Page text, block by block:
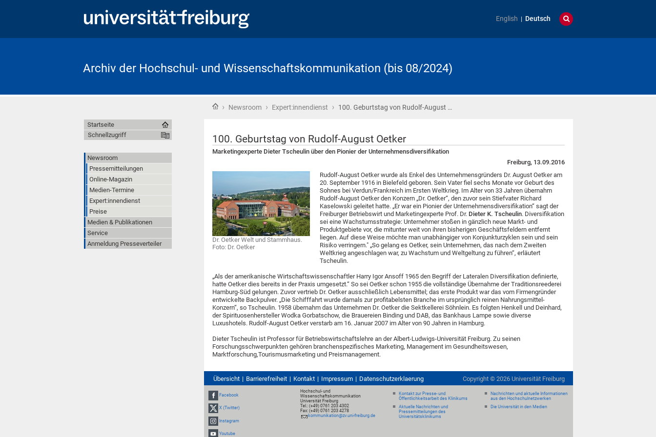
English Deutsch
Archiv der Hochschul- und Wissenschaftskommunikation (bis 08/2024)
Startseite
› Newsroom › Expert:innendienst › 100. Geburtstag von Rudolf-August …
100. Geburtstag von Rudolf-August Oetker
Marketingexperte Dieter Tscheulin über den Pionier der Unternehmensdiversifikation
Freiburg, 13.09.2016
Dr. Oetker Welt und Stammhaus.
Foto: Dr. Oetker
Rudolf-August Oetker wurde als Enkel des Unternehmensgründers Dr. August Oetker am
20. September 1916 in Bielefeld geboren. Sein Vater fiel sechs Monate vor Geburt des
Sohnes bei Verdun/Frankreich im Ersten Weltkrieg. Im Alter von 33 Jahren übernahm
Rudolf-August Oetker den Konzern „Dr. Oetker“, den zuvor sein Stiefvater Richard
Kaselowski geleitet hatte. „Er war ein Pionier der Unternehmensdiversifikation“ sagt der
Freiburger Betriebswirt und Marketingexperte Prof. Dr. Dieter K. Tscheulin. Diversifikation
sei eine Wachstumsstrategie: Unternehmer stoßen in gänzlich neue Markt- und
Produktgebiete vor, die mitunter weit von ihren bisherigen Geschäftsfeldern entfernt
liegen. Auf diese Weise möchte man unabhängiger von Konjunkturzyklen sein und sein
Risiko verringern." „So gelang es Oetker, sein Unternehmen, das nach dem Zweiten
Weltkrieg angeschlagen war, zu Wachstum und Weltgeltung zu führen“, erläutert
Tscheulin.
„Als der amerikanische Wirtschaftswissenschaftler Harry Igor Ansoff 1965 den Begriff der Lateralen Diversifikation definierte,
hatte Oetker dies bereits in der Praxis umgesetzt.“ So sei Oetker schon 1955 die vollständige Übernahme der Traditionsreederei
Hamburg-Süd gelungen. Zuvor vertrieb Dr. Oetker ausschließlich Lebensmittel; das erste Produkt war das vom Firmengründer
entwickelte Backpulver. „Die Schifffahrt wurde damals zur profitabelsten Branche im ursprünglich reinen Nahrungsmittel-
Konzern“, so Tscheulin. 1958 übernahm das Unternehmen Dr. Oetker die Sektkellerei Söhnlein. Es folgten Henkell und Deinhard,
der Spirituosenhersteller Wodka Gorbatschow, die Brauereien Binding und DAB, das Bankhaus Lampe sowie diverse
Luxushotels. Rudolf-August Oetker verstarb am 16. Januar 2007 im Alter von 90 Jahren in Hamburg.
Dieter Tscheulin ist Professor für Betriebswirtschaftslehre an der Albert-Ludwigs-Universität Freiburg. Zu seinen
Forschungsschwerpunkten gehören branchenspezifisches Marketing, Management im Gesundheitswesen,
Marktforschung,Tourismusmarketing und Preismanagement.
Startseite
Schnellzugriff
Newsroom
Pressemitteilungen
Online-Magazin
Medien-Termine
Expert:innendienst
Preise
Medien & Publikationen
Service
Anmeldung Presseverteiler
Übersicht Barrierefreiheit Kontakt Impressum Datenschutzerklaerung Copyright © 2026 Universität Freiburg
Facebook
X (Twitter)
Instagram
Youtube
Hochschul- und
Wissenschaftskommunikation
Universität Freiburg
Tel.: (+49) 0761 203 4302
Fax: (+49) 0761 203 4278
kommunikation@zv.uni-freiburg.de
Kontakt zur Presse- und
Öffentlichkeitsarbeit des Klinikums
Aktuelle Nachrichten und
Pressemitteilungen des
Universitätsklinikums
Nachrichten und aktuelle Informationen
aus den Hochschulnetzwerken
Die Universität in den Medien